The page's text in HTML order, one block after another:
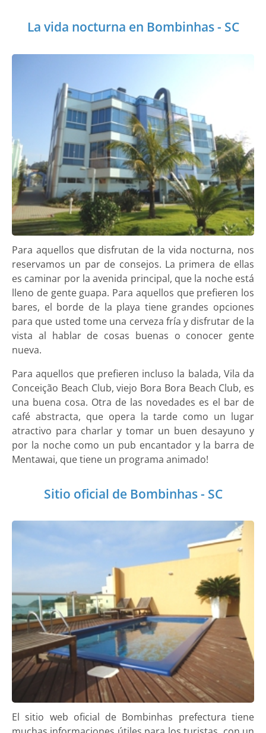
La vida nocturna en Bombinhas - SC
Para aquellos que disfrutan de la vida nocturna, nos
reservamos un par de consejos. La primera de ellas
es caminar por la avenida principal, que la noche está
lleno de gente guapa. Para aquellos que prefieren los
bares, el borde de la playa tiene grandes opciones
para que usted tome una cerveza fría y disfrutar de la
vista al hablar de cosas buenas o conocer gente
nueva.
Para aquellos que prefieren incluso la balada, Vila da
Conceição Beach Club, viejo Bora Bora Beach Club, es
una buena cosa. Otra de las novedades es el bar de
café abstracta, que opera la tarde como un lugar
atractivo para charlar y tomar un buen desayuno y
por la noche como un pub encantador y la barra de
Mentawai, que tiene un programa animado!
Sitio oficial de Bombinhas - SC
El sitio web oficial de Bombinhas prefectura tiene